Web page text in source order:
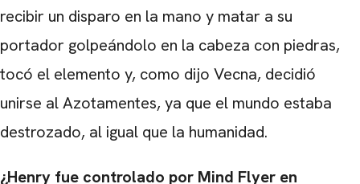
recibir un disparo en la mano y matar a su
portador golpeándolo en la cabeza con piedras,
tocó el elemento y, como dijo Vecna, decidió
unirse al Azotamentes, ya que el mundo estaba
destrozado, al igual que la humanidad.
¿Henry fue controlado por Mind Flyer en